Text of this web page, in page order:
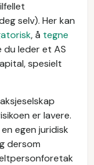
selv). Her kan
, å tegne
du leder et AS
spesielt
er lavere.
egen juridisk
dersom